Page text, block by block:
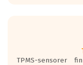
TPMS-sensorer